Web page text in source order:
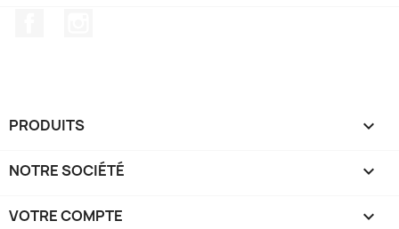
PRODUITS 
NOTRE SOCIÉTÉ 
VOTRE COMPTE 